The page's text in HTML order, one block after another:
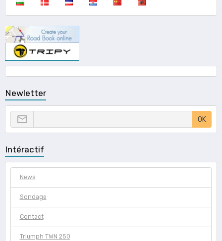
Newletter
OK
Intéractif
News
Sondage
Contact
Triumph TWN 250